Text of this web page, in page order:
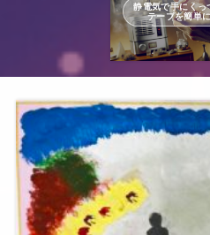
静電気で手にくっ
テープを簡単